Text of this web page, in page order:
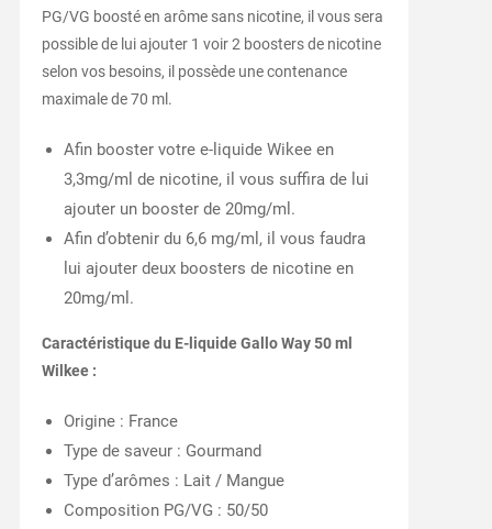
PG/VG boosté en arôme sans nicotine, il vous sera
possible de lui ajouter 1 voir 2 boosters de nicotine
selon vos besoins, il possède une contenance
maximale de 70 ml.
Afin booster votre e-liquide Wikee en
3,3mg/ml de nicotine, il vous suffira de lui
ajouter un booster de 20mg/ml.
Afin d’obtenir du 6,6 mg/ml, il vous faudra
lui ajouter deux boosters de nicotine en
20mg/ml.
Caractéristique du E-liquide Gallo Way 50 ml
Wilkee :
Origine : France
Type de saveur : Gourmand
Type d’arômes : Lait / Mangue
Composition PG/VG : 50/50